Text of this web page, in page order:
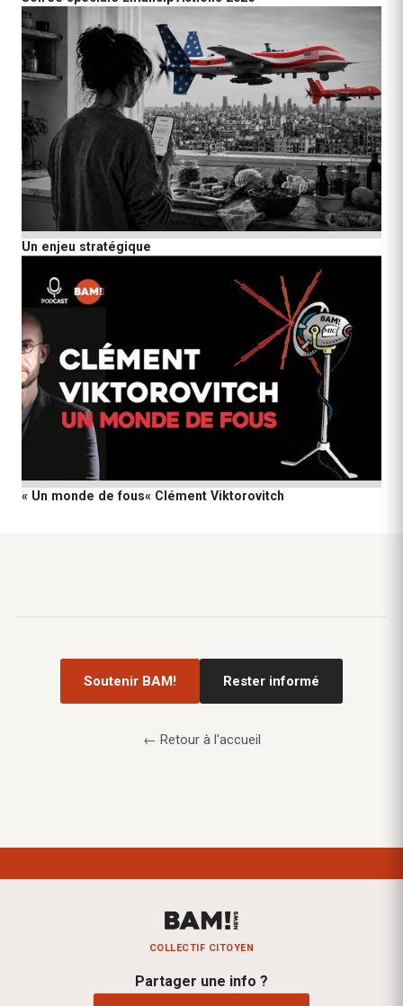
Un enjeu stratégique
« Un monde de fous« Clément Viktorovitch
Soutenir BAM! Rester informé
← Retour à l'accueil
COLLECTIF CITOYEN
Partager une info ?